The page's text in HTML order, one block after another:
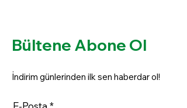
Bültene Abone Ol
İndirim günlerinden ilk sen haberdar ol!